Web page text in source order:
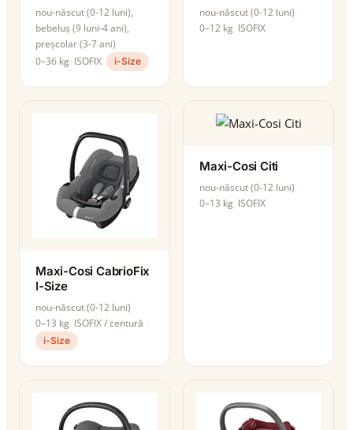
nou-născut (0-12 luni),
bebeluș (9 luni-4 ani),
preșcolar (3-7 ani)
0–36 kg ISOFIX i-Size
nou-născut (0-12 luni)
0–12 kg ISOFIX
Maxi-Cosi CabrioFix
I-Size
nou-născut (0-12 luni)
0–13 kg ISOFIX / centură
i-Size
Maxi-Cosi Citi
nou-născut (0-12 luni)
0–13 kg ISOFIX